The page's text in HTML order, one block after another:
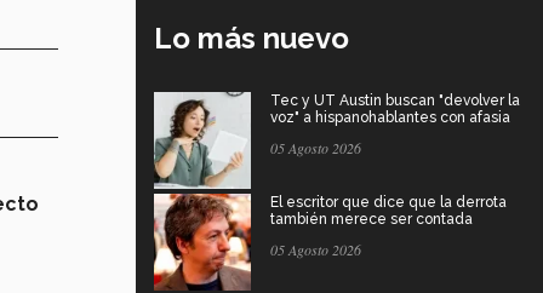
Lo más nuevo
Tec y UT Austin buscan "devolver la
voz" a hispanohablantes con afasia
05 Agosto 2026
El escritor que dice que la derrota
también merece ser contada
05 Agosto 2026